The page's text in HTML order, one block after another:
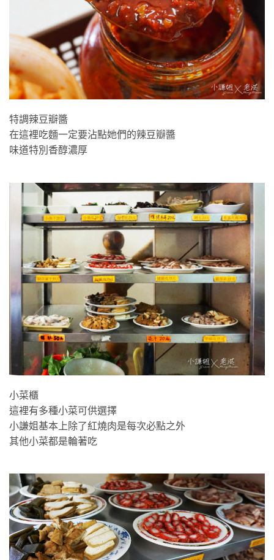
特調辣豆瓣醬
在這裡吃麵一定要沾點她們的辣豆瓣醬
味道特別香醇濃厚
小菜櫃
這裡有多種小菜可供選擇
小謙姐基本上除了紅燒肉是每次必點之外
其他小菜都是輪著吃